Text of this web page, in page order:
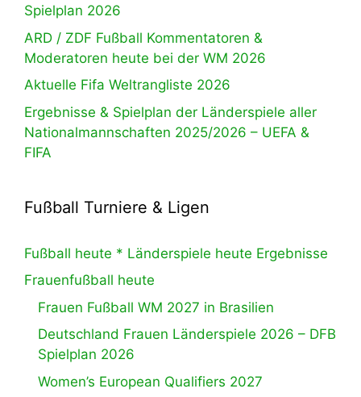
Spielplan 2026
ARD / ZDF Fußball Kommentatoren &
Moderatoren heute bei der WM 2026
Aktuelle Fifa Weltrangliste 2026
Ergebnisse & Spielplan der Länderspiele aller
Nationalmannschaften 2025/2026 – UEFA &
FIFA
Fußball Turniere & Ligen
Fußball heute * Länderspiele heute Ergebnisse
Frauenfußball heute
Frauen Fußball WM 2027 in Brasilien
Deutschland Frauen Länderspiele 2026 – DFB
Spielplan 2026
Women’s European Qualifiers 2027